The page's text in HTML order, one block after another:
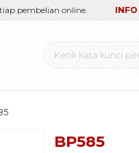
pembelian online. INFO 2 :
BP585